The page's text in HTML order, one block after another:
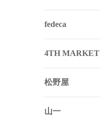
fedeca
4TH MARKET
松野屋
山一